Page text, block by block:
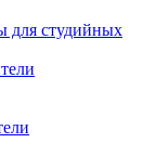
для студийных